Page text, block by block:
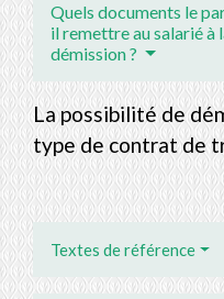
Quels documents le
il remettre au salarié à
démission ?
La possibilité de
type de contrat de
Textes de référence